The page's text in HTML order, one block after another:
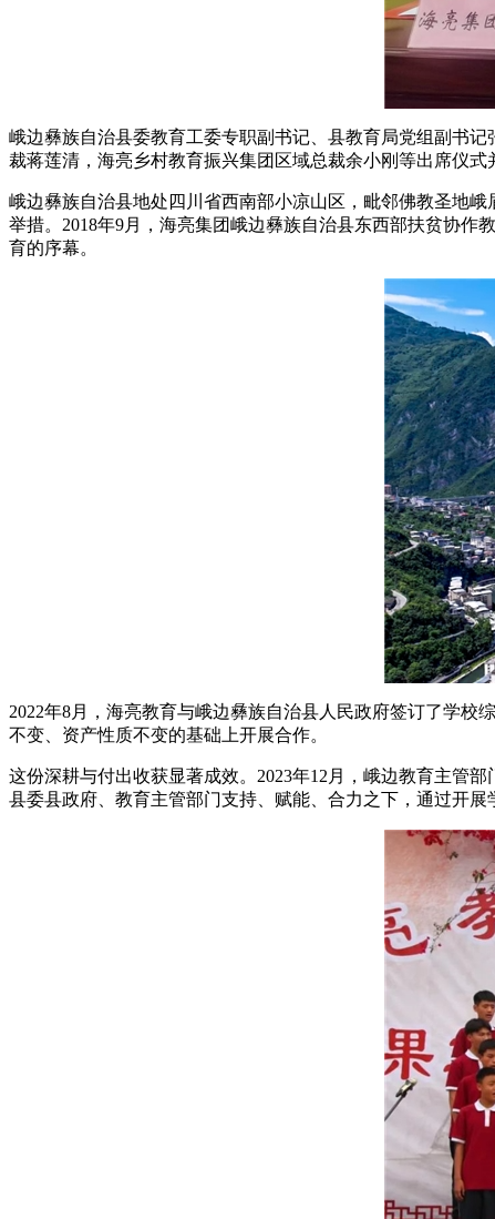
峨边彝族自治县委教育工委专职副书记、县教育局党组副书
裁蒋莲清，海亮乡村教育振兴集团区域总裁余小刚等出席仪式
峨边彝族自治县地处四川省西南部小凉山区，毗邻佛教圣地
举措。2018年9月，海亮集团峨边彝族自治县东西部扶贫协
育的序幕。
2022年8月，海亮教育与峨边彝族自治县人民政府签订了学
不变、资产性质不变的基础上开展合作。
这份深耕与付出收获显著成效。2023年12月，峨边教育主管
县委县政府、教育主管部门支持、赋能、合力之下，通过开